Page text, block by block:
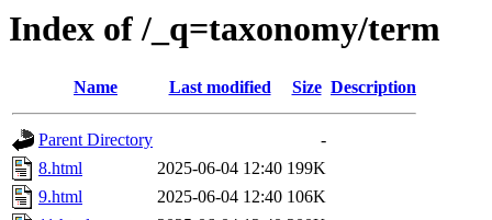
Index of /_q=taxonomy/term
Name Last modified Size Description
Parent Directory
-
8.html
2025-06-04 12:40 199K
9.html
2025-06-04 12:40 106K